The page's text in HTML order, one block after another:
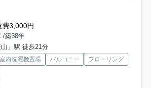
費3,000円
/築38年
」駅 徒歩21分
室内洗濯機置場 バルコニー
フローリング